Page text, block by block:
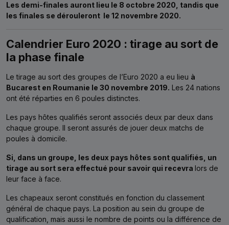
Les demi-finales auront lieu le 8 octobre 2020, tandis que
les finales se dérouleront le 12 novembre 2020.
Calendrier Euro 2020 : tirage au sort de
la phase finale
Le tirage au sort des groupes de l’Euro 2020 a eu lieu à
Bucarest en Roumanie le 30 novembre 2019. Les 24 nations
ont été réparties en 6 poules distinctes.
Les pays hôtes qualifiés seront associés deux par deux dans
chaque groupe. Il seront assurés de jouer deux matchs de
poules à domicile.
Si, dans un groupe, les deux pays hôtes sont qualifiés, un
tirage au sort sera effectué pour savoir qui recevra lors de
leur face à face.
Les chapeaux seront constitués en fonction du classement
général de chaque pays. La position au sein du groupe de
qualification, mais aussi le nombre de points ou la différence de